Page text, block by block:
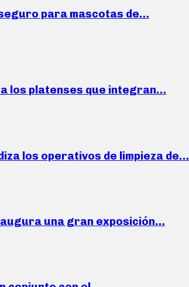
para mascotas de…
los platenses que integran…
los operativos de limpieza de…
una gran exposición…